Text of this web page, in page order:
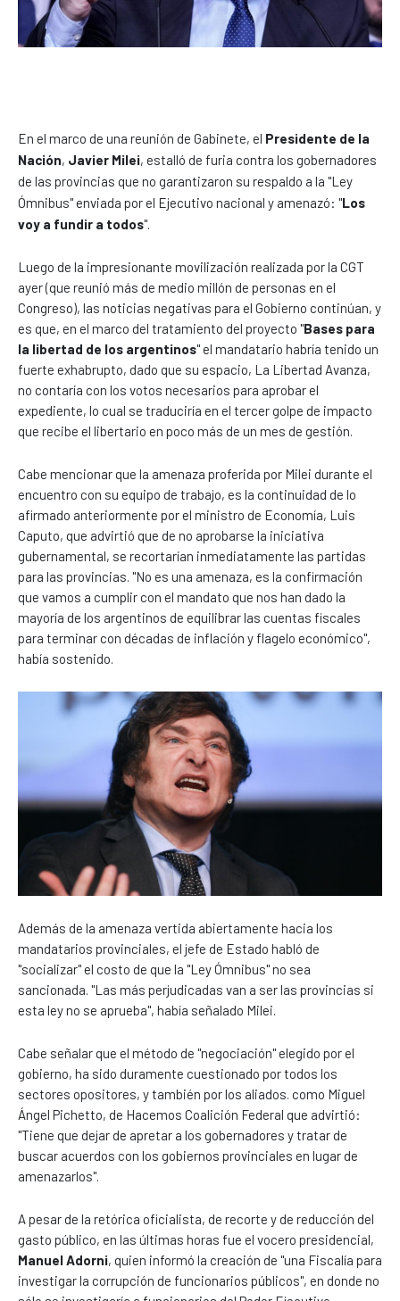
En el marco de una reunión de Gabinete, el Presidente de la
Nación, Javier Milei, estalló de furia contra los gobernadores
de las provincias que no garantizaron su respaldo a la "Ley
Ómnibus" enviada por el Ejecutivo nacional y amenazó: "Los
voy a fundir a todos".
Luego de la impresionante movilización realizada por la CGT
ayer (que reunió más de medio millón de personas en el
Congreso), las noticias negativas para el Gobierno continúan, y
es que, en el marco del tratamiento del proyecto "Bases para
la libertad de los argentinos" el mandatario habría tenido un
fuerte exhabrupto, dado que su espacio, La Libertad Avanza,
no contaría con los votos necesarios para aprobar el
expediente, lo cual se traduciría en el tercer golpe de impacto
que recibe el libertario en poco más de un mes de gestión.
Cabe mencionar que la amenaza proferida por Milei durante el
encuentro con su equipo de trabajo, es la continuidad de lo
afirmado anteriormente por el ministro de Economía, Luis
Caputo, que advirtió que de no aprobarse la iniciativa
gubernamental, se recortarían inmediatamente las partidas
para las provincias. "No es una amenaza, es la confirmación
que vamos a cumplir con el mandato que nos han dado la
mayoría de los argentinos de equilibrar las cuentas fiscales
para terminar con décadas de inflación y flagelo económico",
había sostenido.
Además de la amenaza vertida abiertamente hacia los
mandatarios provinciales, el jefe de Estado habló de
"socializar" el costo de que la "Ley Ómnibus" no sea
sancionada. "Las más perjudicadas van a ser las provincias si
esta ley no se aprueba", había señalado Milei.
Cabe señalar que el método de "negociación" elegido por el
gobierno, ha sido duramente cuestionado por todos los
sectores opositores, y también por los aliados. como Miguel
Ángel Pichetto, de Hacemos Coalición Federal que advirtió:
"Tiene que dejar de apretar a los gobernadores y tratar de
buscar acuerdos con los gobiernos provinciales en lugar de
amenazarlos".
A pesar de la retórica oficialista, de recorte y de reducción del
gasto público, en las últimas horas fue el vocero presidencial,
Manuel Adorni, quien informó la creación de "una Fiscalía para
investigar la corrupción de funcionarios públicos", en donde no